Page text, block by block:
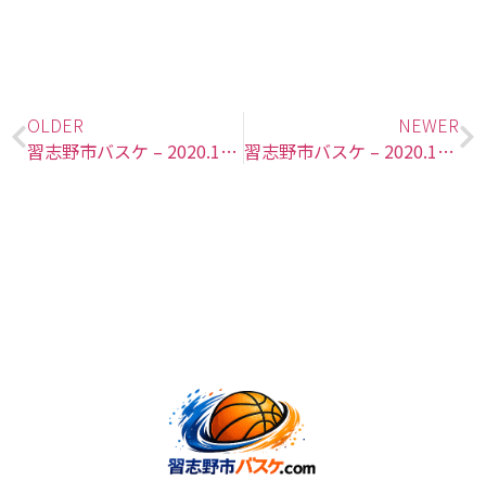
OLDER
習志野市バスケ – 2020.10.04(日)
NEWER
習志野市バスケ – 2020.10.11(日)